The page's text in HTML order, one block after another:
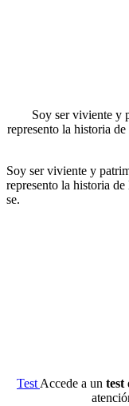
Soy ser viviente y
represento la historia
Soy ser viviente y
represento la historia
se.
Test Accede a un test